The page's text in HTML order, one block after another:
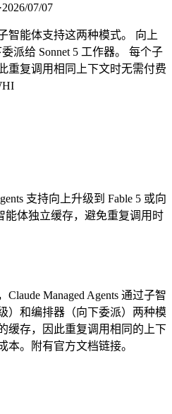
·2026/07/07
智能体支持这两种模式。 向上
派给 Sonnet 5 工作器。 每个子
重复调用相同上下文时无需付费
支持向上升级到 Fable 5 或向
能体独立缓存，避免重复调用时
Managed Agents 通过子智
）和编排器（向下委派）两种模
缓存，因此重复调用相同的上下
本。附有官方文档链接。